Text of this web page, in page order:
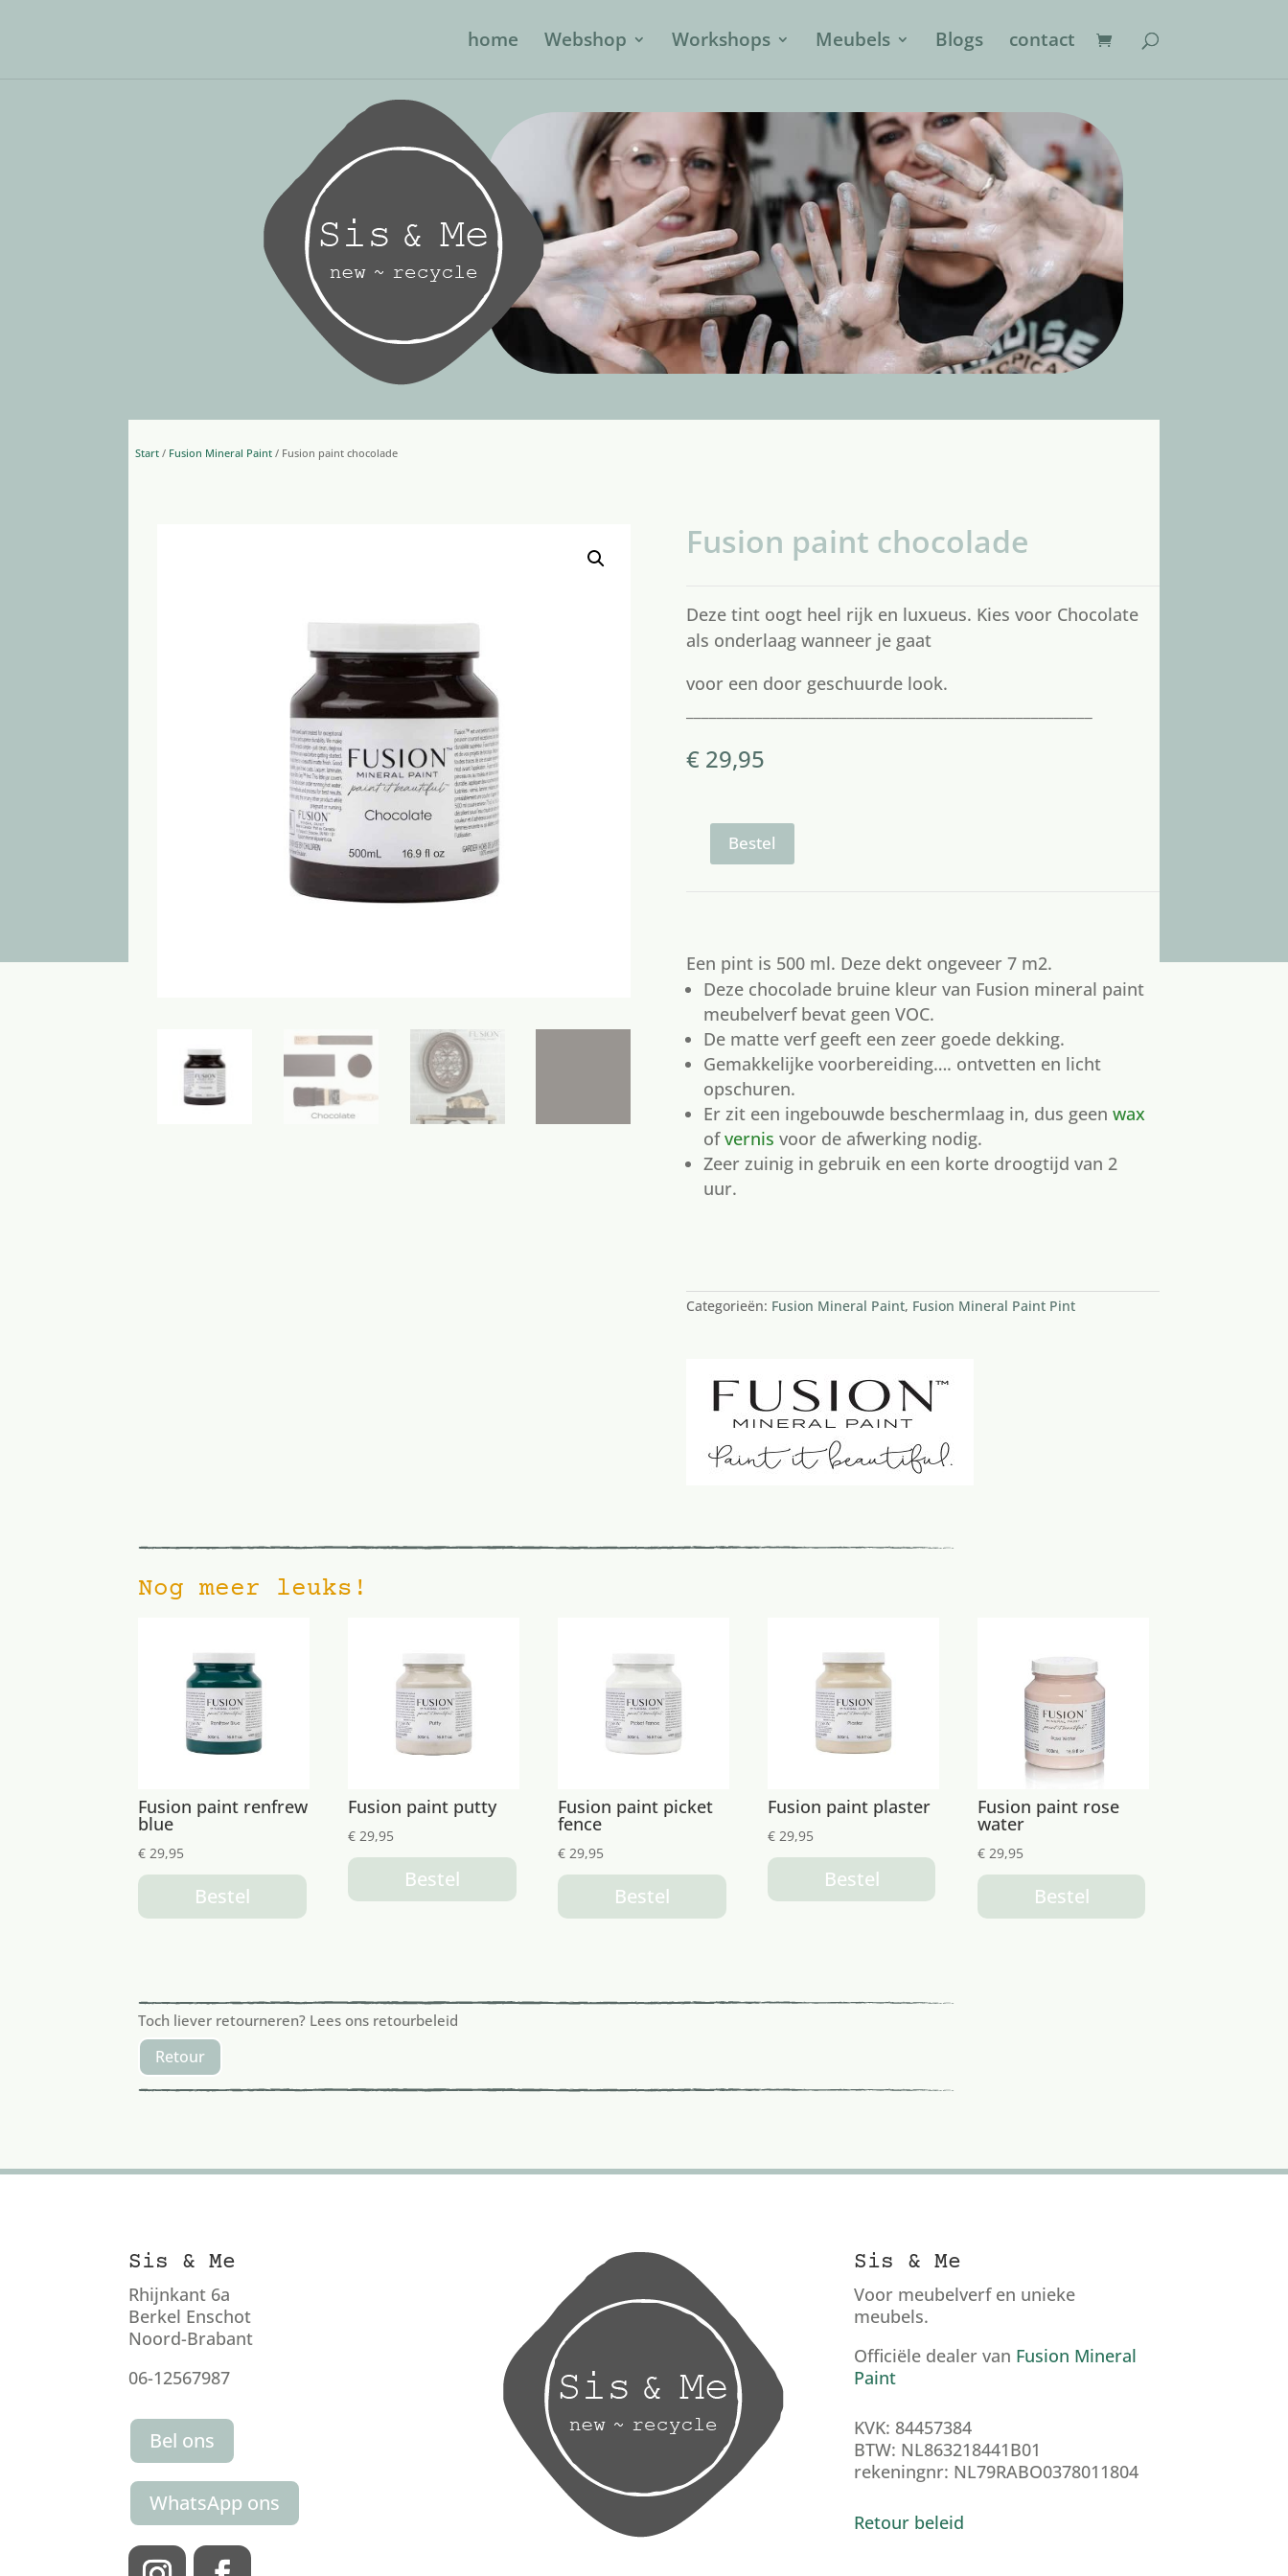
home Webshop Workshops Meubels Blogs contact
Start / Fusion Mineral Paint / Fusion paint chocolade
Fusion paint chocolade
Deze tint oogt heel rijk en luxueus. Kies voor Chocolate
als onderlaag wanneer je gaat
voor een door geschuurde look.
€29,95
Fusion
chocolade
Bestel
Een pint is 500 ml. Deze dekt ongeveer 7 m2.
Deze chocolade bruine kleur van Fusion mineral paint
meubelverf bevat geen VOC.
De matte verf geeft een zeer goede dekking.
Gemakkelijke voorbereiding…. ontvetten en licht
opschuren.
Er zit een ingebouwde beschermlaag in, dus geen wax
ofvernis voor de afwerking nodig.
Zeer zuinig in gebruik en een korte droogtijd van 2
uur.
Categorieën: Fusion Mineral Paint, Fusion Mineral Paint Pint
Nog meer leuks!
Fusion paint renfrew
blue
€ 29,95
Bestel
Fusion paint putty
€ 29,95
Bestel
Fusion paint picket
fence
€ 29,95
Bestel
Fusion paint plaster
€ 29,95
Bestel
Fusion paint rose
water
€ 29,95
Bestel
Toch liever retourneren? Lees ons retourbeleid
Retour
Sis & Me
Rhijnkant 6a
Berkel Enschot
Noord-Brabant
06-12567987
Bel ons
WhatsApp ons
Sis & Me
Voor meubelverf en unieke
meubels.
Officiële dealer van Fusion Mineral
Paint
KVK: 84457384
BTW: NL863218441B01
rekeningnr: NL79RABO0378011804
Retour beleid